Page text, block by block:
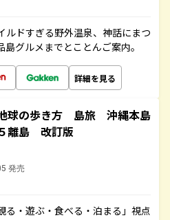
ルドすぎる野外温泉、神話にまつ
グルメまでとことんご案内。
詳細を見る
球の歩き方 島旅 沖縄本島
離島 改訂版
発売
る・遊ぶ・食べる・泊まる」視点